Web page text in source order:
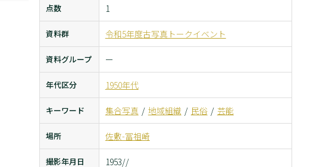
点数 1
資料群 令和5年度古写真トークイベント
資料グループ ー
年代区分 1950年代
キーワード 集合写真 地域組織 民俗 芸能
場所 佐敷-冨祖崎
撮影年月日 1953//